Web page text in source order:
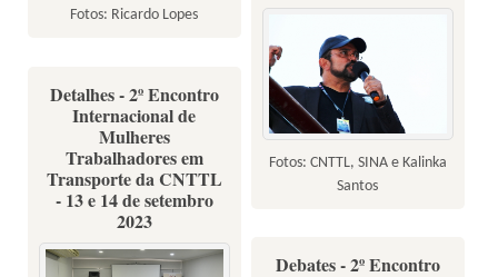
Fotos: Ricardo Lopes
Fotos: CNTTL, SINA e Kalinka
Santos
Detalhes - 2º Encontro
Internacional de
Mulheres
Trabalhadores em
Transporte da CNTTL
- 13 e 14 de setembro
2023
Debates - 2º Encontro